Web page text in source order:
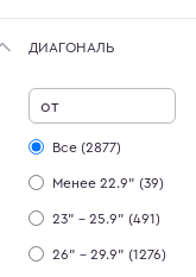
ДИАГОНАЛЬ
от
Все (2877)
Менее 22.9" (39)
23" - 25.9" (491)
26" - 29.9" (1276)